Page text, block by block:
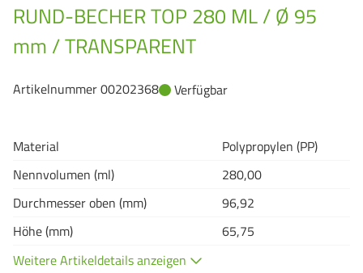
RUND-BECHER TOP 280 ML / Ø 95
mm / TRANSPARENT
Artikelnummer 00202368 Verfügbar
Material
Polypropylen (PP)
Nennvolumen (ml)
280,00
Durchmesser oben (mm)
96,92
Höhe (mm)
65,75
Weitere Artikeldetails anzeigen